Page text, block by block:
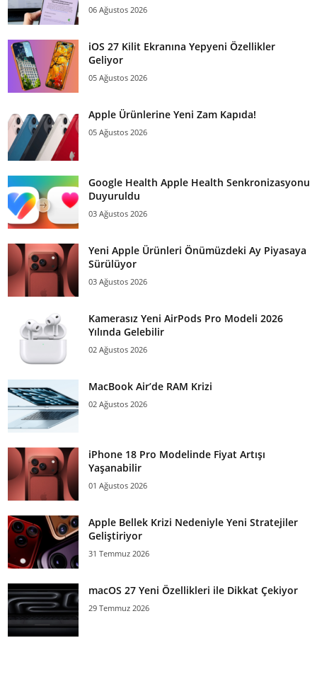
06 Ağustos 2026
iOS 27 Kilit Ekranına Yepyeni Özellikler
Geliyor
05 Ağustos 2026
Apple Ürünlerine Yeni Zam Kapıda!
05 Ağustos 2026
Google Health Apple Health Senkronizasyonu
Duyuruldu
03 Ağustos 2026
Yeni Apple Ürünleri Önümüzdeki Ay Piyasaya
Sürülüyor
03 Ağustos 2026
Kamerasız Yeni AirPods Pro Modeli 2026
Yılında Gelebilir
02 Ağustos 2026
MacBook Air’de RAM Krizi
02 Ağustos 2026
iPhone 18 Pro Modelinde Fiyat Artışı
Yaşanabilir
01 Ağustos 2026
Apple Bellek Krizi Nedeniyle Yeni Stratejiler
Geliştiriyor
31 Temmuz 2026
macOS 27 Yeni Özellikleri ile Dikkat Çekiyor
29 Temmuz 2026